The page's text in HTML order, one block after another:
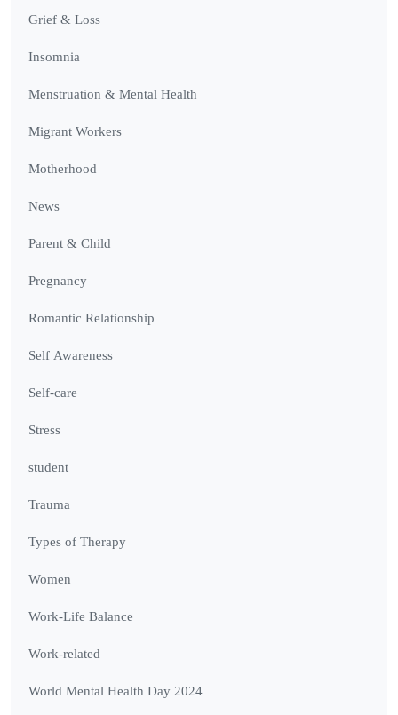
Grief & Loss
Insomnia
Menstruation & Mental Health
Migrant Workers
Motherhood
News
Parent & Child
Pregnancy
Romantic Relationship
Self Awareness
Self-care
Stress
student
Trauma
Types of Therapy
Women
Work-Life Balance
Work-related
World Mental Health Day 2024